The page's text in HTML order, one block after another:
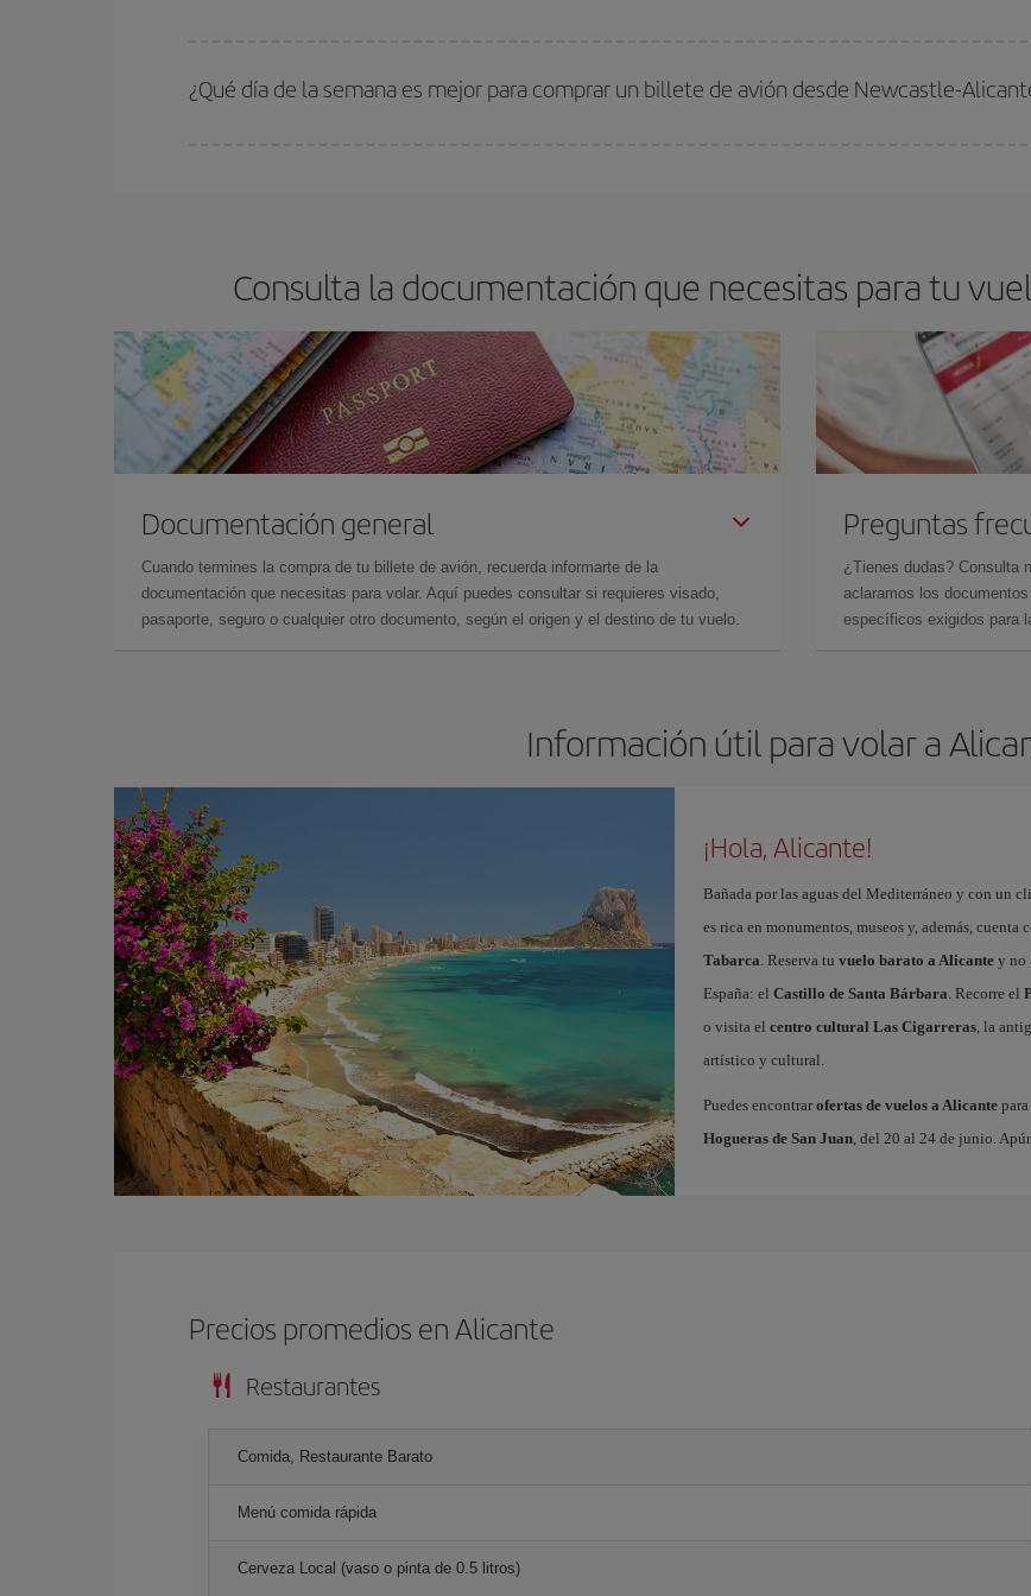
¿Qué día de la semana es mejor para comprar un billete de avión desde Newcastle-
Consulta la documentación que necesitas para tu
Documentación general
Cuando termines la compra de tu billete de avión, recuerda informarte de la
documentación que necesitas para volar. Aquí puedes consultar si requieres visado,
pasaporte, seguro o cualquier otro documento, según el origen y el destino de tu vuelo.
Preguntas
¿Tienes dudas? Consulta
aclaramos los
específicos exigidos para
Información útil para volar a
¡Hola, Alicante!
Bañada por las aguas del Mediterráneo y con un
es rica en monumentos, museos y, además,
Tabarca. Reserva tu vuelo barato a Alicantey no
España: el Castillo de Santa Bárbara. Recorre el
o visita el centro cultural Las Cigarreras, la
artístico y cultural.
Puedes encontrar ofertas de vuelos a Alicantepara
Hogueras de San Juan, del 20 al 24 de junio.
Precios promedios en Alicante
Restaurantes
Comida, Restaurante Barato
Menú comida rápida
Cerveza Local (vaso o pinta de 0.5 litros)